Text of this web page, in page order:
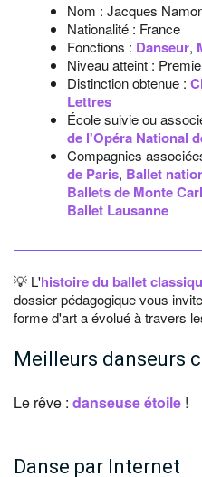
Nom : Jacques
Nationalité : France
Fonctions : Danseur,
Niveau atteint :
Distinction obtenue :
Lettres
École suivie ou
de l'Opéra National
Compagnies
de Paris, Ballet
Ballets de Monte
Ballet Lausanne
💡 L'histoire du ballet
dossier pédagogique vous
forme d'art a évolué à travers
Meilleurs danseurs
Le rêve : danseuse étoile !
Danse par Internet